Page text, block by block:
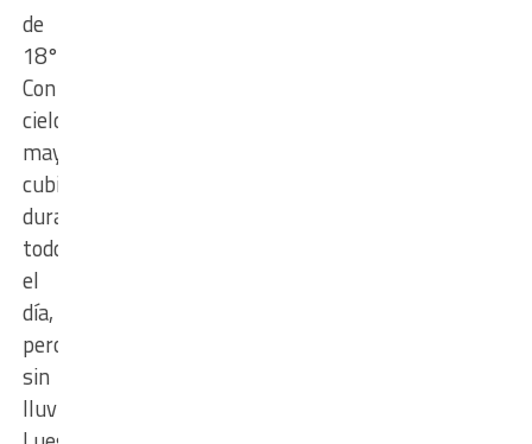
de
18°.
Con
cielo
mayormente
cubierto
durante
todo
el
día,
pero
sin
lluvias.